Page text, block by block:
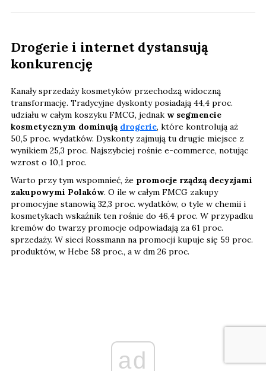
Drogerie i internet dystansują
konkurencję
Kanały sprzedaży kosmetyków przechodzą widoczną
transformację. Tradycyjne dyskonty posiadają 44,4 proc.
udziału w całym koszyku FMCG, jednak w segmencie
kosmetycznym dominują drogerie, które kontrolują aż
50,5 proc. wydatków. Dyskonty zajmują tu drugie miejsce z
wynikiem 25,3 proc. Najszybciej rośnie e-commerce, notując
wzrost o 10,1 proc.
Warto przy tym wspomnieć, że promocje rządzą decyzjami
zakupowymi Polaków. O ile w całym FMCG zakupy
promocyjne stanowią 32,3 proc. wydatków, o tyle w chemii i
kosmetykach wskaźnik ten rośnie do 46,4 proc. W przypadku
kremów do twarzy promocje odpowiadają za 61 proc.
sprzedaży. W sieci Rossmann na promocji kupuje się 59 proc.
produktów, w Hebe 58 proc., a w dm 26 proc.
ad